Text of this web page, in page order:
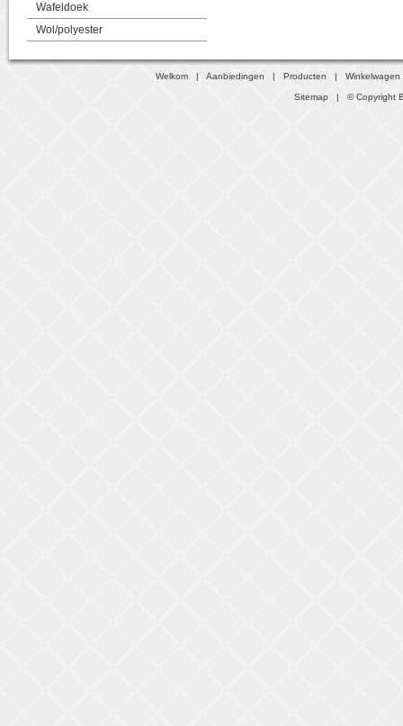
Wafeldoek
Wol/polyester
Welkom |Aanbiedingen |Producten |Winkelwagen
Sitemap | © Copyright